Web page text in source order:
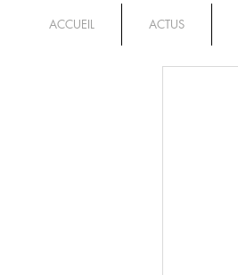
ACCUEIL ACTUS